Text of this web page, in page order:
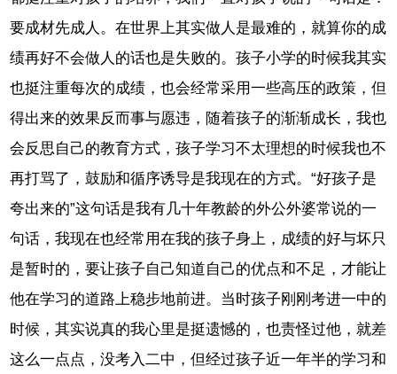
要成材先成人。在世界上其实做人是最难的，就算你的成
绩再好不会做人的话也是失败的。孩子小学的时候我其实
也挺注重每次的成绩，也会经常采用一些高压的政策，但
得出来的效果反而事与愿违，随着孩子的渐渐成长，我也
会反思自己的教育方式，孩子学习不太理想的时候我也不
再打骂了，鼓励和循序诱导是我现在的方式。“好孩子是
夸出来的”这句话是我有几十年教龄的外公外婆常说的一
句话，我现在也经常用在我的孩子身上，成绩的好与坏只
是暂时的，要让孩子自己知道自己的优点和不足，才能让
他在学习的道路上稳步地前进。当时孩子刚刚考进一中的
时候，其实说真的我心里是挺遗憾的，也责怪过他，就差
这么一点点，没考入二中，但经过孩子近一年半的学习和